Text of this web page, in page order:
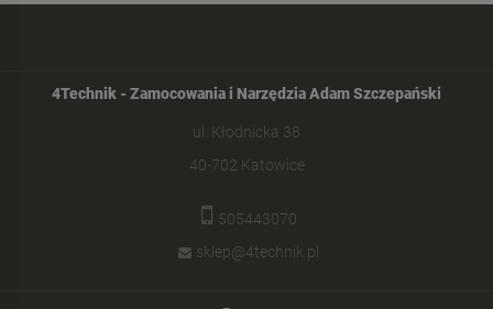
4Technik - Zamocowania i Narzędzia Adam Szczepański
ul. Kłodnicka 38
40-702 Katowice
505443070
sklep@4technik.pl